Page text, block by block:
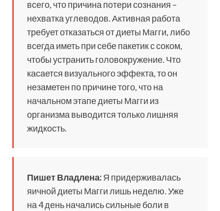
всего, что причина потери сознания –
нехватка углеводов. Активная работа
требует отказаться от диеты Магги, либо
всегда иметь при себе пакетик с соком,
чтобы устранить головокружение. Что
касается визуального эффекта, то он
незаметен по причине того, что на
начальном этапе диеты Магги из
организма выводится только лишняя
жидкость.
Пишет Владлена:Я придерживалась
яичной диеты Магги лишь неделю. Уже
на 4 день начались сильные боли в